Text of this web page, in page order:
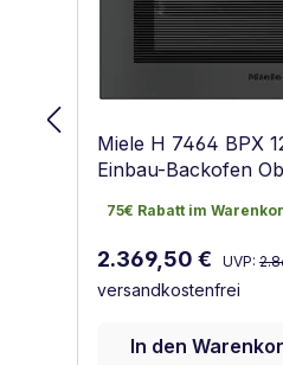
Miele H 7464 BPX
Einbau-Backofen
75€ Rabatt im
75€ Rabatt im
Verkaufspreis:
2.369,50 € UVP:
versandkostenfrei
In den